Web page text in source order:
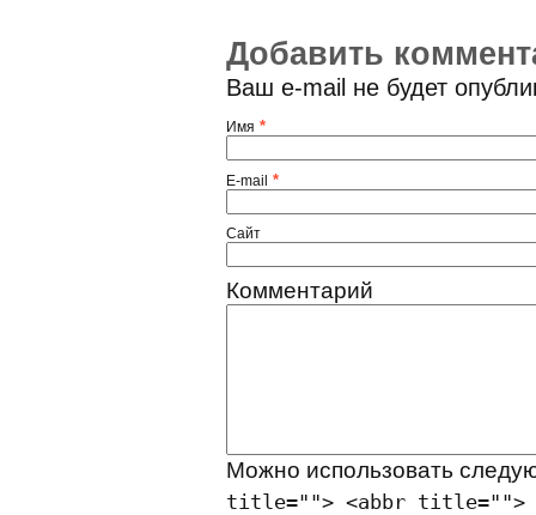
Добавить
Ваш e-mail не будет
Имя *
E-mail *
Сайт
Комментарий
Можно использовать
title=""> <abbr title="">